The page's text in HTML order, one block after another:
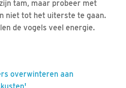
tam, maar probeer met
niet tot het uiterste te gaan.
de vogels veel energie.
overwinteren aan